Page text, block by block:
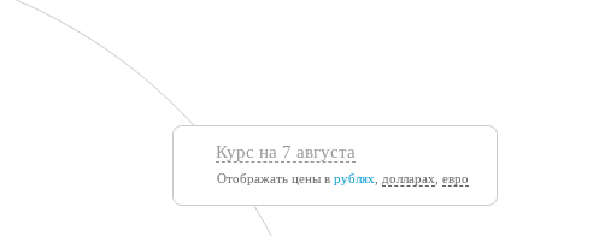
Курс на 7 августа
Отображать цены в рублях долларах евро